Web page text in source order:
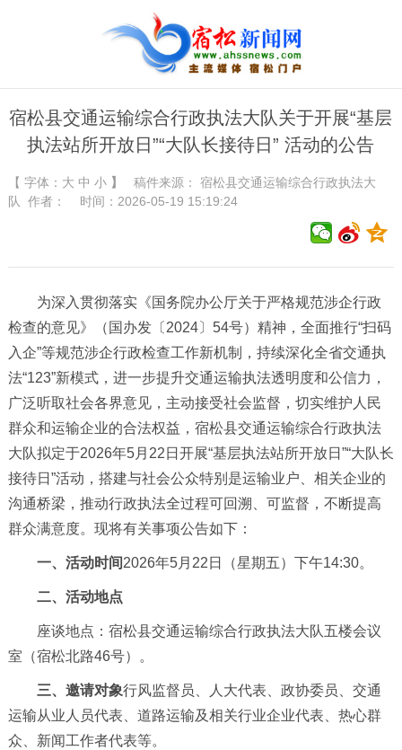
宿松县交通运输综合行政执法大队关于开展“基层
执法站所开放日”“大队长接待日” 活动的公告
【 字体： 大 中 小】 稿件来源： 宿松县交通运输综合行政执法大
队 作者： 时间：2026-05-19 15:19:24
为深入贯彻落实《国务院办公厅关于严格规范涉企行政
检查的意见》（国办发〔2024〕54号）精神，全面推行“扫码
入企”等规范涉企行政检查工作新机制，持续深化全省交通执
法“123”新模式，进一步提升交通运输执法透明度和公信力，
广泛听取社会各界意见，主动接受社会监督，切实维护人民
群众和运输企业的合法权益，宿松县交通运输综合行政执法
大队拟定于2026年5月22日开展“基层执法站所开放日”“大队长
接待日”活动，搭建与社会公众特别是运输业户、相关企业的
沟通桥梁，推动行政执法全过程可回溯、可监督，不断提高
群众满意度。现将有关事项公告如下：
一、活动时间 2026年5月22日（星期五）下午14:30。
二、活动地点
座谈地点：宿松县交通运输综合行政执法大队五楼会议
室（宿松北路46号）。
三、邀请对象行风监督员、人大代表、政协委员、交通
运输从业人员代表、道路运输及相关行业企业代表、热心群
众、新闻工作者代表等。